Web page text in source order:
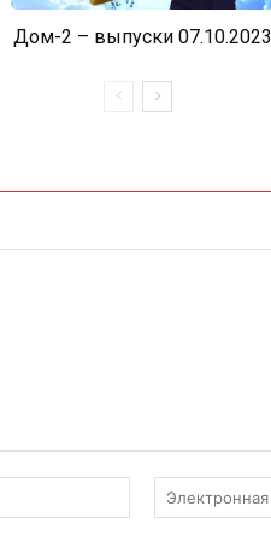
Дом-2 – выпуски 07.10.2023
Имя:*